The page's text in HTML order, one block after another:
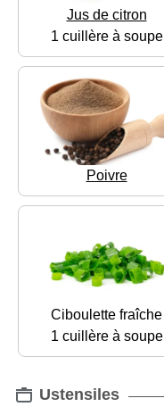
Jus de citron
1 cuillère à soupe
Poivre
Ciboulette fraîche
1 cuillère à soupe
Ustensiles